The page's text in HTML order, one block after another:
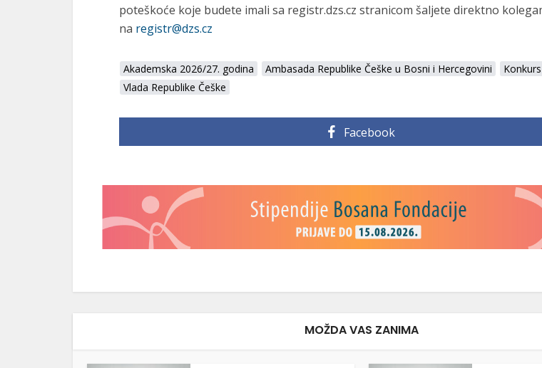
poteškoće koje budete imali sa registr.dzs.cz stranicom šaljete direktno
na registr@dzs.cz
Akademska 2026/27. godina Ambasada Republike Češke u Bosni i Hercegovini Konkurs
Vlada Republike Češke
Facebook
MOŽDA VAS ZANIMA